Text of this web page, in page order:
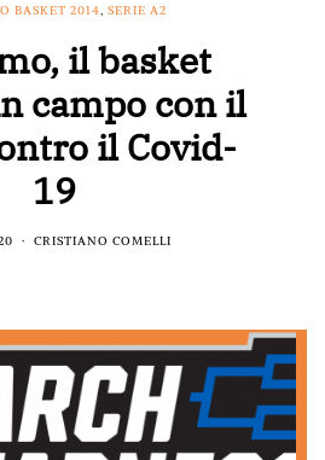
BASKET 2014, SERIE A2
il basket
campo con il
il Covid-
19
CRISTIANO COMELLI